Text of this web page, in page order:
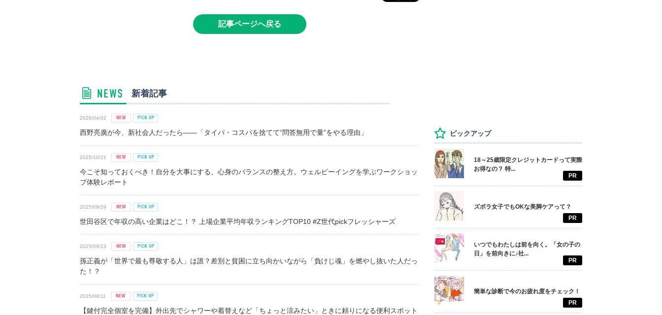
記事ページへ戻る
新着記事
2026/04/02
西野亮廣が今、新社会人だったら――「タイパ・コスパを捨てて“問答無用で量”をやる理由」
2025/10/21
今こそ知っておくべき！自分を大事にする、心身のバランスの整え方。ウェルビーイングを学ぶワークショッ
プ体験レポート
2025/09/29
世田谷区で年収の高い企業はどこ！？ 上場企業平均年収ランキングTOP10 #Z世代pickフレッシャーズ
2025/09/13
孫正義が「世界で最も尊敬する人」は誰？差別と貧困に立ち向かいながら「負けじ魂」を燃やし抜いた人だっ
た！？
2025/08/11
【鍵付完全個室を完備】外出先でシャワーや着替えなど「ちょっと涼みたい」ときに頼りになる便利スポット
ピックアップ
18～25歳限定クレジットカードって実際
お得なの？ 特...
PR
ズボラ女子でもOKな美脚ケアって？
PR
いつでもわたしは前を向く。「女の子の
日」を前向きに♪社...
PR
簡単な診断で今のお疲れ度をチェック！
PR